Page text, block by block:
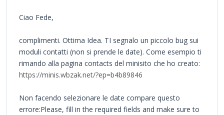
Ciao Fede,
complimenti. Ottima Idea. TI segnalo un piccolo bug sui
moduli contatti (non si prende le date). Come esempio ti
rimando alla pagina contacts del minisito che ho creato:
https://minis.wbzak.net/?ep=b4b89846
Non facendo selezionare le date compare questo
errore:Please, fill in the required fields and make sure to